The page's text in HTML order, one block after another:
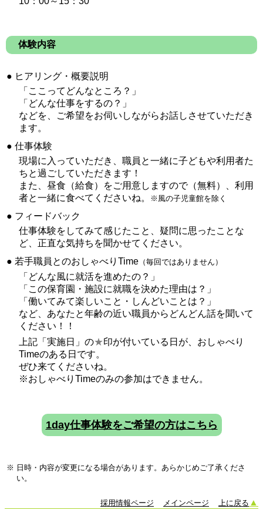
体験内容
● ヒアリング・概要説明
「ここってどんなところ？」
「どんな仕事をするの？」
などを、ご希望をお伺いしながらお話しさせていただき
ます。
● 仕事体験
現場に入っていただき、職員と一緒に子どもや利用者た
ちと過ごしていただきます！
また、昼食（給食）をご用意しますので（無料）、利用
者と一緒に食べてくださいね。
※ 風の子児童館を除く
● フィードバック
仕事体験をしてみて感じたこと、疑問に思ったことな
ど、正直な気持ちを聞かせてください。
● 若手職員とのおしゃべりTime （毎回ではありません）
「どんな風に就活を進めたの？」
「この保育園・施設に就職を決めた理由は？」
「働いてみて楽しいこと・しんどいことは？」
など、あなたと年齢の近い職員からどんどん話を聞いて
ください！！
上記「実施日」の★印が付いている日が、おしゃべり
Timeのある日です。
ぜひ来てくださいね。
※おしゃべりTimeのみの参加はできません。
1day仕事体験をご希望の方はこちら
※ 日時・内容が変更になる場合があります。あらかじめご了承くださ
い。
採用情報ページ メインページ 上に戻る ▲